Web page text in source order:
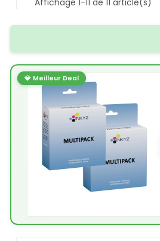
💎 Meilleur Deal